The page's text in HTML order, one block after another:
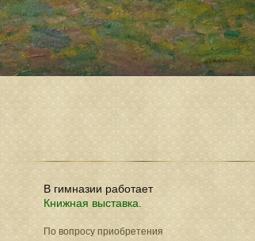
В гимназии работает
Книжная выставка.
По вопросу приобретения